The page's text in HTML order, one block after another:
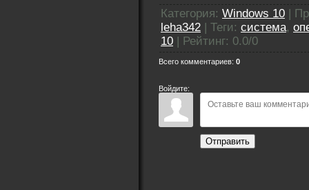
Категория: Windows 10
leha342
Теги: система,
10
Рейтинг: 0.0/0
Всего комментариев: 0
Войдите:
Отправить